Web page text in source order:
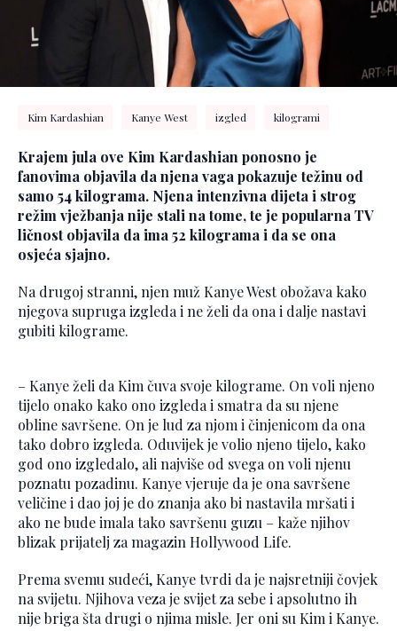
Kim Kardashian Kanye West izgled kilogrami
Krajem jula ove Kim Kardashian ponosno je
fanovima objavila da njena vaga pokazuje težinu od
samo 54 kilograma. Njena intenzivna dijeta i strog
režim vježbanja nije stali na tome, te je popularna TV
ličnost objavila da ima 52 kilograma i da se ona
osjeća sjajno.
Na drugoj stranni, njen muž Kanye West obožava kako
njegova supruga izgleda i ne želi da ona i dalje nastavi
gubiti kilograme.
– Kanye želi da Kim čuva svoje kilograme. On voli njeno
tijelo onako kako ono izgleda i smatra da su njene
obline savršene. On je lud za njom i činjenicom da ona
tako dobro izgleda. Oduvijek je volio njeno tijelo, kako
god ono izgledalo, ali najviše od svega on voli njenu
poznatu pozadinu. Kanye vjeruje da je ona savršene
veličine i dao joj je do znanja ako bi nastavila mršati i
ako ne bude imala tako savršenu guzu – kaže njihov
blizak prijatelj za magazin Hollywood Life.
Prema svemu sudeći, Kanye tvrdi da je najsretniji čovjek
na svijetu. Njihova veza je svijet za sebe i apsolutno ih
nije briga šta drugi o njima misle. Jer oni su Kim i Kanye.